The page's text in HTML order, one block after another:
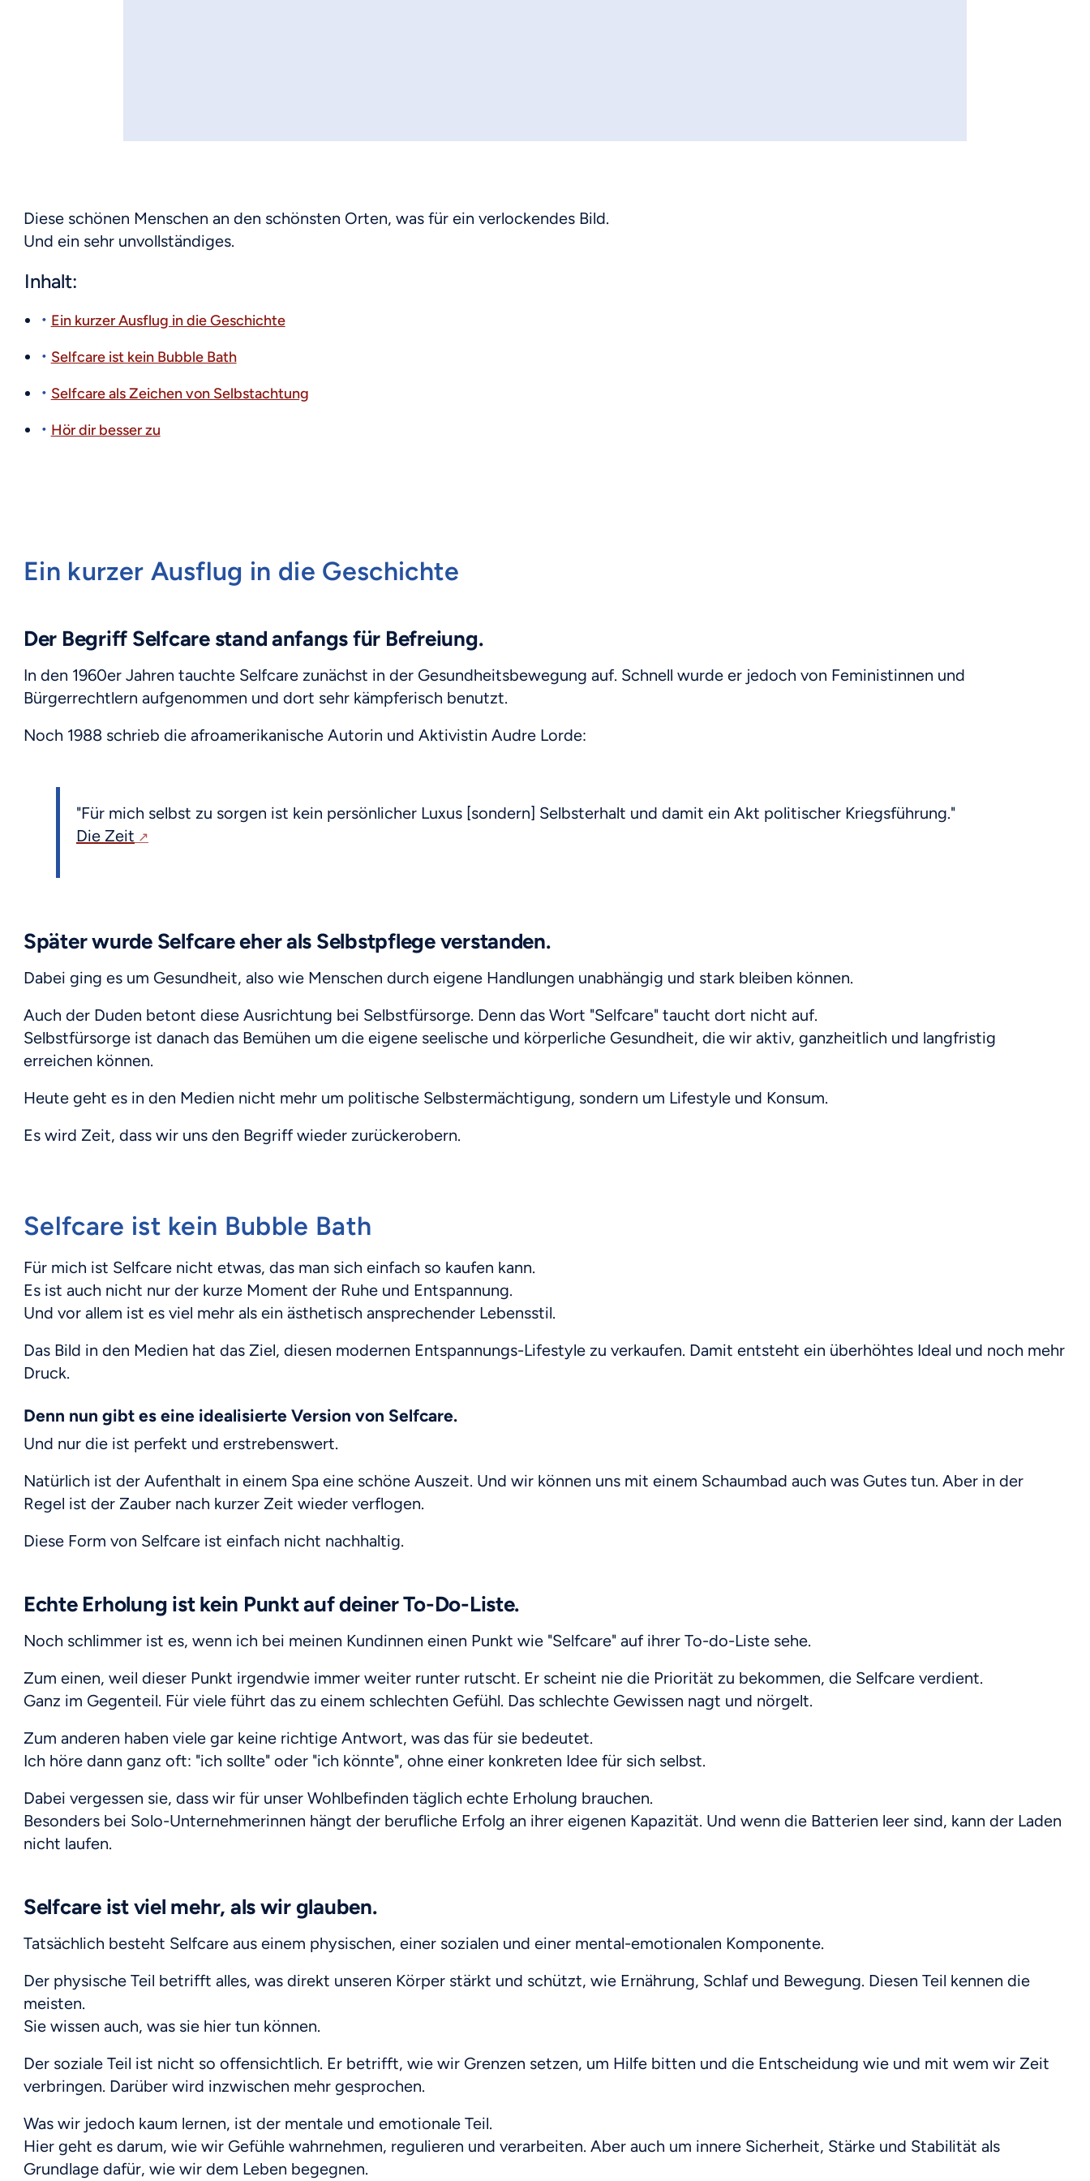
Diese schönen Menschen an den schönsten Orten, was für ein verlockendes Bild.
Und ein sehr unvollständiges.
Inhalt:
Ein kurzer Ausflug in die Geschichte
Selfcare ist kein Bubble Bath
Selfcare als Zeichen von Selbstachtung
Hör dir besser zu
Ein kurzer Ausflug in die Geschichte
Der Begriff Selfcare stand anfangs für Befreiung.
In den 1960er Jahren tauchte Selfcare zunächst in der Gesundheitsbewegung auf. Schnell wurde er jedoch von Feministinnen und
Bürgerrechtlern aufgenommen und dort sehr kämpferisch benutzt.
Noch 1988 schrieb die afroamerikanische Autorin und Aktivistin Audre Lorde:
"Für mich selbst zu sorgen ist kein persönlicher Luxus [sondern] Selbsterhalt und damit ein Akt politischer Kriegsführung."
Die Zeit
Später wurde Selfcare eher als Selbstpflege verstanden.
Dabei ging es um Gesundheit, also wie Menschen durch eigene Handlungen unabhängig und stark bleiben können.
Auch der Duden betont diese Ausrichtung bei Selbstfürsorge. Denn das Wort "Selfcare" taucht dort nicht auf.
Selbstfürsorge ist danach das Bemühen um die eigene seelische und körperliche Gesundheit, die wir aktiv, ganzheitlich und langfristig
erreichen können.
Heute geht es in den Medien nicht mehr um politische Selbstermächtigung, sondern um Lifestyle und Konsum.
Es wird Zeit, dass wir uns den Begriff wieder zurückerobern.
Selfcare ist kein Bubble Bath
Für mich ist Selfcare nicht etwas, das man sich einfach so kaufen kann.
Es ist auch nicht nur der kurze Moment der Ruhe und Entspannung.
Und vor allem ist es viel mehr als ein ästhetisch ansprechender Lebensstil.
Das Bild in den Medien hat das Ziel, diesen modernen Entspannungs-Lifestyle zu verkaufen. Damit entsteht ein überhöhtes Ideal und noch mehr
Druck.
Denn nun gibt es eine idealisierte Version von Selfcare.
Und nur die ist perfekt und erstrebenswert.
Natürlich ist der Aufenthalt in einem Spa eine schöne Auszeit. Und wir können uns mit einem Schaumbad auch was Gutes tun. Aber in der
Regel ist der Zauber nach kurzer Zeit wieder verflogen.
Diese Form von Selfcare ist einfach nicht nachhaltig.
Echte Erholung ist kein Punkt auf deiner To-Do-Liste.
Noch schlimmer ist es, wenn ich bei meinen Kundinnen einen Punkt wie "Selfcare" auf ihrer To-do-Liste sehe.
Zum einen, weil dieser Punkt irgendwie immer weiter runter rutscht. Er scheint nie die Priorität zu bekommen, die Selfcare verdient.
Ganz im Gegenteil. Für viele führt das zu einem schlechten Gefühl. Das schlechte Gewissen nagt und nörgelt.
Zum anderen haben viele gar keine richtige Antwort, was das für sie bedeutet.
Ich höre dann ganz oft: "ich sollte" oder "ich könnte", ohne einer konkreten Idee für sich selbst.
Dabei vergessen sie, dass wir für unser Wohlbefinden täglich echte Erholung brauchen.
Besonders bei Solo-Unternehmerinnen hängt der berufliche Erfolg an ihrer eigenen Kapazität. Und wenn die Batterien leer sind, kann der Laden
nicht laufen.
Selfcare ist viel mehr, als wir glauben.
Tatsächlich besteht Selfcare aus einem physischen, einer sozialen und einer mental-emotionalen Komponente.
Der physische Teil betrifft alles, was direkt unseren Körper stärkt und schützt, wie Ernährung, Schlaf und Bewegung. Diesen Teil kennen die
meisten.
Sie wissen auch, was sie hier tun können.
Der soziale Teil ist nicht so offensichtlich. Er betrifft, wie wir Grenzen setzen, um Hilfe bitten und die Entscheidung wie und mit wem wir Zeit
verbringen. Darüber wird inzwischen mehr gesprochen.
Was wir jedoch kaum lernen, ist der mentale und emotionale Teil.
Hier geht es darum, wie wir Gefühle wahrnehmen, regulieren und verarbeiten. Aber auch um innere Sicherheit, Stärke und Stabilität als
Grundlage dafür, wie wir dem Leben begegnen.